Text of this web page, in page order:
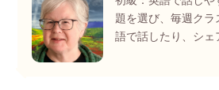
題を選び、毎週ク
語で話したり、シェ